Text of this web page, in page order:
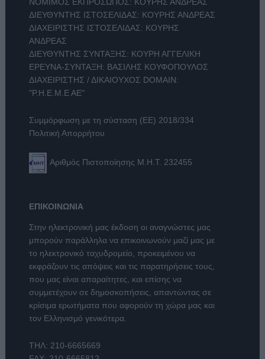
ΔΙΕΥΘΥΝΤΗΣ ΙΣΤΟΣΕΛΙΔΑΣ: ΚΟΥΡΗΣ ΑΝΔΡΕΑΣ
ΔΙΑΧΕΙΡΙΣΤΗΣ ΙΣΤΟΣΕΛΙΔΑΣ: ΚΟΥΡΗΣ
ΑΝΔΡΕΑΣ
ΔΙΕΥΘΥΝΤΗΣ ΣΥΝΤΑΞΗΣ: ΚΟΥΡΗ ΑΓΓΕΛΙΚΗ
ΕΡΕΥΝΑ-ΣΥΝΤΑΞΗ: ΒΑΣΙΛΗΣ ΚΟΥΦΟΠΟΥΛΟΣ
ΔΙΑΧΕΙΡΙΣΤΗΣ / ΔΙΚΑΙΟΥΧΟΣ DOMAIN:
"Ρ.Η.Ε.Μ.Ε ΑΕ"
Συμμόρφωση με τη σύσταση (ΕΕ) 2018/334
Πολιτική Απορρήτου
Αριθμός Πιστοποίησης Μ.Η.Τ. 232455
ΕΠΙΚΟΙΝΩΝΙΑ
Στην ηλεκτρονική μας έκδοση οι αναγνώστες μας
μπορούν παράλληλα να επικοινωνούν μαζί μας με
το ηλεκτρονικό ταχυδρομείο, προκειμένου να
εκφράζουν τις απόψεις και τις παρατηρήσεις τους,
που μας είναι απαραίτητες, και επίσης να
συμμετέχουν σε δημοσκοπήσεις, απαντώντας σε
κρίσιμα ερωτήματα που αφορούν τη χώρα μας και
τον Ελληνισμό γενικότερα.
ΤΗΛ: 210-6665669